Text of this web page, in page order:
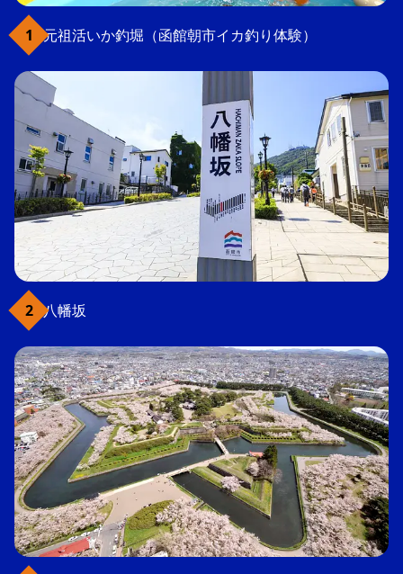
元祖活いか釣堀（函館朝市イカ釣り体験）
八幡坂